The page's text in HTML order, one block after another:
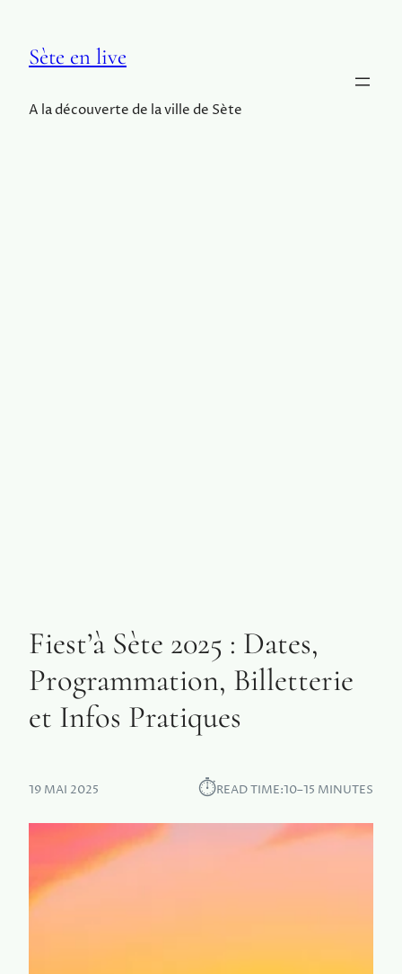
Sète en live
A la découverte de la ville de Sète
Fiest’à Sète 2025 : Dates,
Programmation, Billetterie
et Infos Pratiques
19 MAI 2025 ⏱︎READ TIME:10–15 MINUTES